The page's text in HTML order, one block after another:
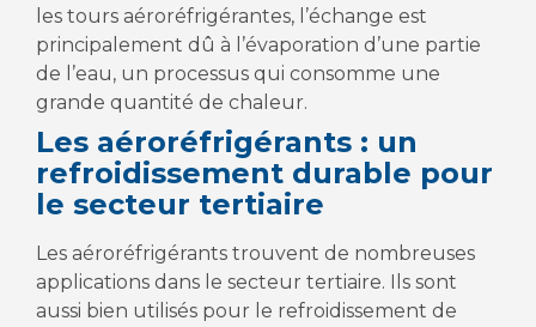
les tours aéroréfrigérantes, l’échange est
principalement dû à l’évaporation d’une partie
de l’eau, un processus qui consomme une
grande quantité de chaleur.
Les aéroréfrigérants : un
refroidissement durable pour
le secteur tertiaire
Les aéroréfrigérants trouvent de nombreuses
applications dans le secteur tertiaire. Ils sont
aussi bien utilisés pour le refroidissement de